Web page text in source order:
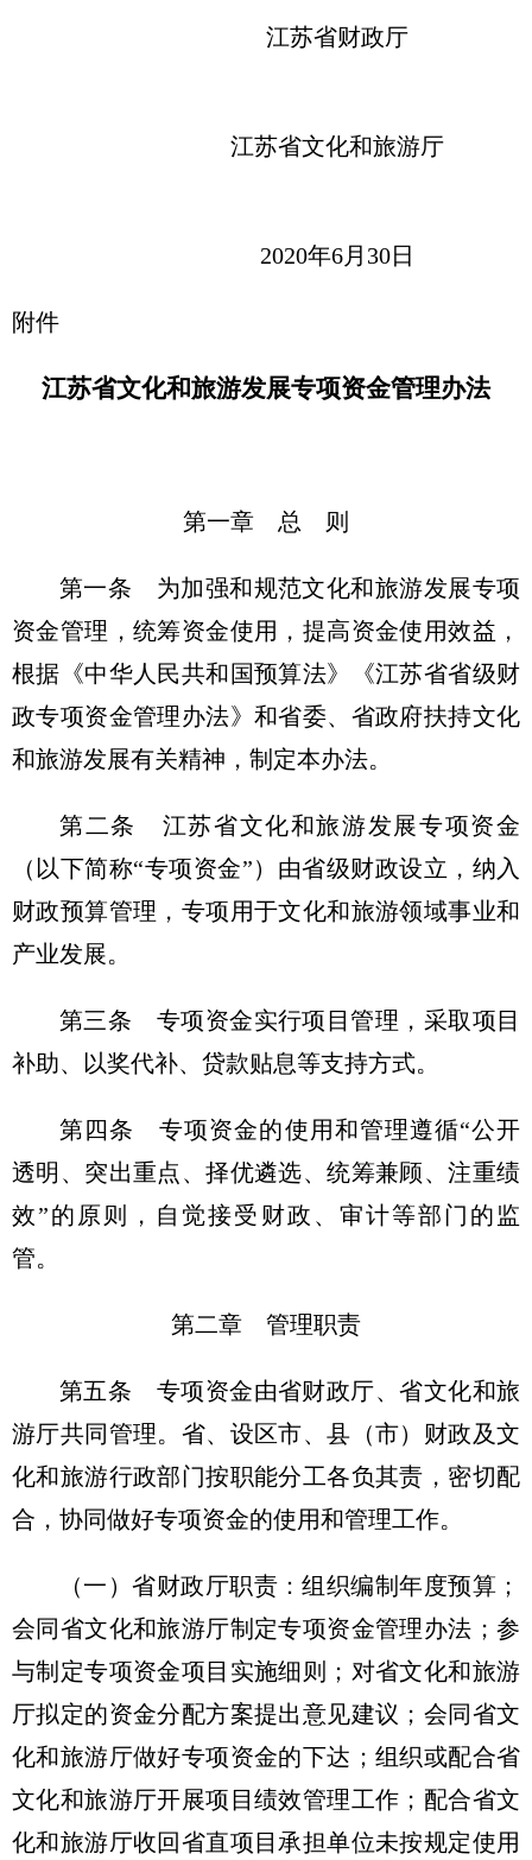
江苏省财政厅
江苏省文化和旅游厅
2020年6月30日
附件
江苏省文化和旅游发展专项资金管理办法
第一章 总 则
第一条 为加强和规范文化和旅游发展专项
资金管理，统筹资金使用，提高资金使用效益，
根据《中华人民共和国预算法》《江苏省省级财
政专项资金管理办法》和省委、省政府扶持文化
和旅游发展有关精神，制定本办法。
第二条 江苏省文化和旅游发展专项资金
（以下简称“专项资金”）由省级财政设立，纳入
财政预算管理，专项用于文化和旅游领域事业和
产业发展。
第三条 专项资金实行项目管理，采取项目
补助、以奖代补、贷款贴息等支持方式。
第四条 专项资金的使用和管理遵循“公开
透明、突出重点、择优遴选、统筹兼顾、注重绩
效”的原则，自觉接受财政、审计等部门的监
管。
第二章 管理职责
第五条 专项资金由省财政厅、省文化和旅
游厅共同管理。省、设区市、县（市）财政及文
化和旅游行政部门按职能分工各负其责，密切配
合，协同做好专项资金的使用和管理工作。
（一）省财政厅职责：组织编制年度预算；
会同省文化和旅游厅制定专项资金管理办法；参
与制定专项资金项目实施细则；对省文化和旅游
厅拟定的资金分配方案提出意见建议；会同省文
化和旅游厅做好专项资金的下达；组织或配合省
文化和旅游厅开展项目绩效管理工作；配合省文
化和旅游厅收回省直项目承担单位未按规定使用